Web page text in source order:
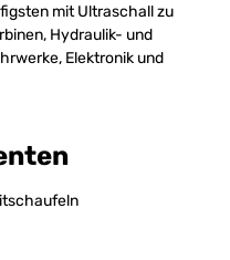
mit Ultraschall zu
Hydraulik- und
Elektronik und